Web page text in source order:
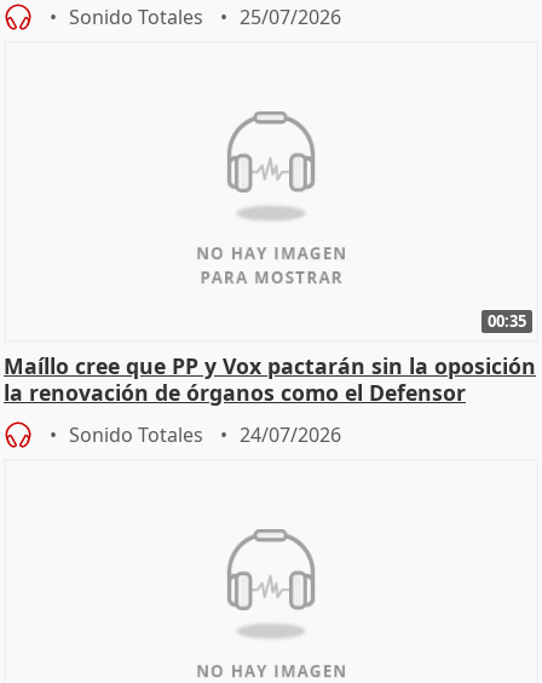
Sonido Totales 25/07/2026
00:35
Maíllo cree que PP y Vox pactarán sin la oposición
la renovación de órganos como el Defensor
Sonido Totales 24/07/2026